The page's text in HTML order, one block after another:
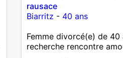
rausace
Biarritz - 40 ans
Femme divorcé(e) de 40
recherche rencontre